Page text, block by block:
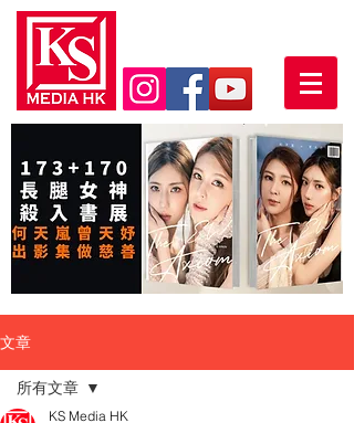
文章
所有文章
KS Media HK